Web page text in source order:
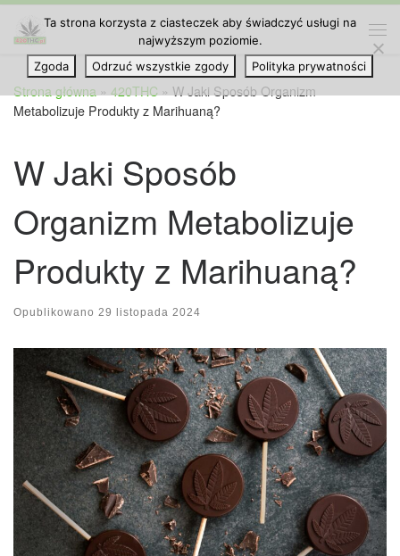
Przejdź do treści
Strona główna » 420THC » W Jaki Sposób Organizm
Metabolizuje Produkty z Marihuaną?
W Jaki Sposób
Organizm Metabolizuje
Produkty z Marihuaną?
Opublikowano 29 listopada 2024
Ta strona korzysta z ciasteczek aby świadczyć usługi na
najwyższym poziomie.
Zgoda
Odrzuć wszystkie zgody Polityka prywatności